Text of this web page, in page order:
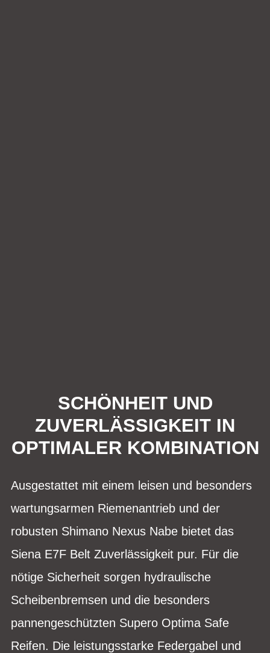
SCHÖNHEIT UND
ZUVERLÄSSIGKEIT IN
OPTIMALER KOMBINATION
Ausgestattet mit einem leisen und besonders
wartungsarmen Riemenantrieb und der
robusten Shimano Nexus Nabe bietet das
Siena E7F Belt Zuverlässigkeit pur. Für die
nötige Sicherheit sorgen hydraulische
Scheibenbremsen und die besonders
pannengeschützten Supero Optima Safe
Reifen. Die leistungsstarke Federgabel und